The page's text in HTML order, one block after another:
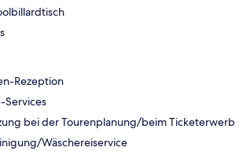
Rezeption
Services
bei der Tourenplanung/beim Ticketerwerb
Wäschereiservice